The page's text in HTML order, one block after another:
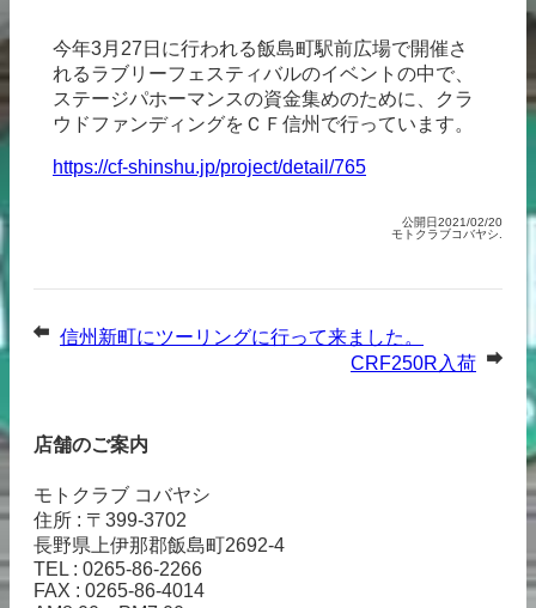
今年3月27日に行われる飯島町駅前広場で開催さ
れるラブリーフェスティバルのイベントの中で、
ステージパホーマンスの資金集めのために、クラ
ウドファンディングをＣＦ信州で行っています。
https://cf-shinshu.jp/project/detail/765
公開日2021/02/20
モトクラブコバヤシ.
信州新町にツーリングに行って来ました。
CRF250R入荷
店舗のご案内
モトクラブ コバヤシ
住所 : 〒399-3702
長野県上伊那郡飯島町2692-4
TEL : 0265-86-2266
FAX : 0265-86-4014